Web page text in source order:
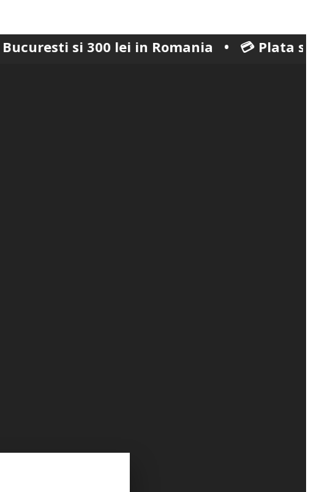
si 300 lei in Romania • 💳 Plata